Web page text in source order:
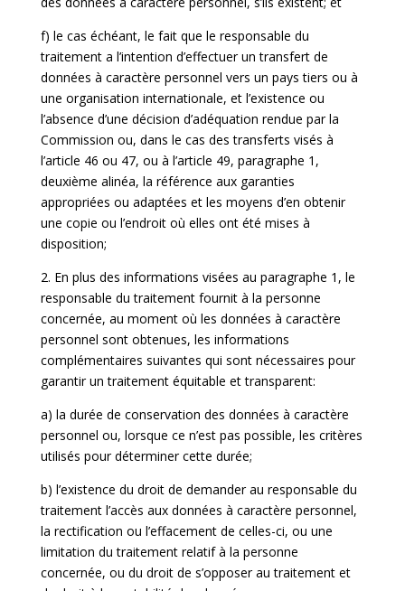
f) le cas échéant, le fait que le responsable du
traitement a l’intention d’effectuer un transfert de
données à caractère personnel vers un pays tiers ou à
une organisation internationale, et l’existence ou
l’absence d’une décision d’adéquation rendue par la
Commission ou, dans le cas des transferts visés à
l’article 46 ou 47, ou à l’article 49, paragraphe 1,
deuxième alinéa, la référence aux garanties
appropriées ou adaptées et les moyens d’en obtenir
une copie ou l’endroit où elles ont été mises à
disposition;
2. En plus des informations visées au paragraphe 1, le
responsable du traitement fournit à la personne
concernée, au moment où les données à caractère
personnel sont obtenues, les informations
complémentaires suivantes qui sont nécessaires pour
garantir un traitement équitable et transparent:
a) la durée de conservation des données à caractère
personnel ou, lorsque ce n’est pas possible, les critères
utilisés pour déterminer cette durée;
b) l’existence du droit de demander au responsable du
traitement l’accès aux données à caractère personnel,
la rectification ou l’effacement de celles-ci, ou une
limitation du traitement relatif à la personne
concernée, ou du droit de s’opposer au traitement et